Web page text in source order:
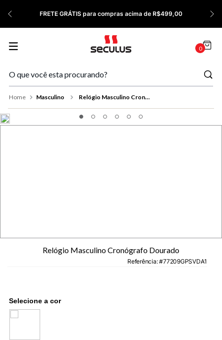
FRETE GRÁTIS para compras acima de R$499,00
0
Masculino Relógio Masculino Cronógrafo Dourado
Relógio Masculino Cronógrafo Dourado
Referência: 77209GPSVDA1
9º